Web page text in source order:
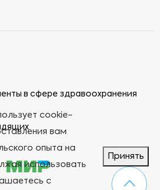
в сфере здравоохранения
cookie-
вам
опыта на
использовать
с
Принять